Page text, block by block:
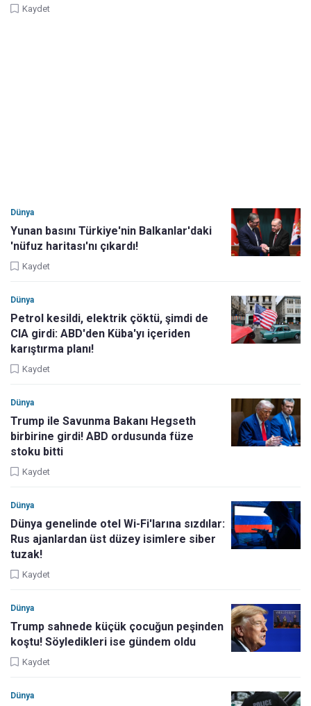
Kaydet
Dünya
Yunan basını Türkiye'nin Balkanlar'daki
'nüfuz haritası'nı çıkardı!
Kaydet
Dünya
Petrol kesildi, elektrik çöktü, şimdi de
CIA girdi: ABD'den Küba'yı içeriden
karıştırma planı!
Kaydet
Dünya
Trump ile Savunma Bakanı Hegseth
birbirine girdi! ABD ordusunda füze
stoku bitti
Kaydet
Dünya
Dünya genelinde otel Wi-Fi'larına sızdılar:
Rus ajanlardan üst düzey isimlere siber
tuzak!
Kaydet
Dünya
Trump sahnede küçük çocuğun peşinden
koştu! Söyledikleri ise gündem oldu
Kaydet
Dünya